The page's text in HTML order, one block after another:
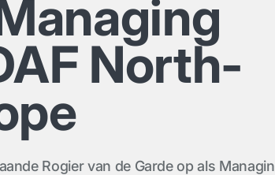
North-
Rogier van de Garde op als